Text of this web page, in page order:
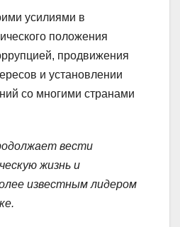
усилиями в
положения
продвижения
и установлении
со многими странами
вести
жизнь и
известным лидером